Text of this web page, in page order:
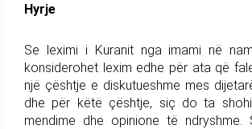
Hyrje
Se leximi i Kuranit nga imami në
konsiderohet lexim edhe për ata që
një çështje e diskutueshme mes
dhe për këtë çështje, siç do ta
mendime dhe opinione të